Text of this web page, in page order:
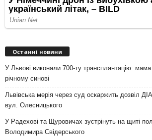
Останні новини
У Львові виконали 700-ту трансплантацію:
річному синові
Львівська мерія через суд оскаржить дозвіл
вул. Олесницького
У Радехові та Щуровичах зустрінуть на щиті
Володимира Свідерського